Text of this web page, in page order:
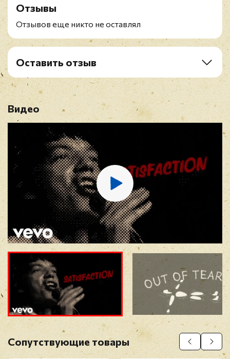
Отзывы
Отзывов еще никто не оставлял
Оставить отзыв
Имя*
E-mail
Прикрепить фото
Оставить отзыв
Видео
Сопутствующие товары